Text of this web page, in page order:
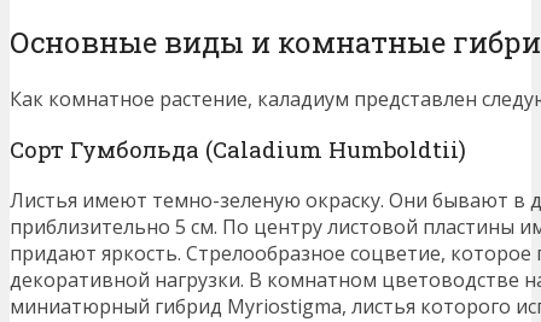
Основные виды и комнатные
Как комнатное растение, каладиум представлен
Сорт Гумбольда (Caladium Humboldtii)
Листья имеют темно-зеленую окраску. Они бывают в
приблизительно 5 см. По центру листовой пластины
придают яркость. Стрелообразное соцветие, которое
декоративной нагрузки. В комнатном цветоводстве
миниатюрный гибрид Myriostigma, листья которого